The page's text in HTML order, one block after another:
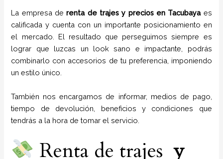
La empresa derenta de trajes y precios en Tacubaya es
calificada y cuenta con un importante posicionamiento en
el mercado. El resultado que perseguimos siempre es
lograr que luzcas un look sano e impactante, podrás
combinarlo con accesorios de tu preferencia, imponiendo
un estilo único.
También nos encargamos de informar, medios de pago,
tiempo de devolución, beneficios y condiciones que
tendrás a la hora de tomar el servicio.
Renta de trajesy